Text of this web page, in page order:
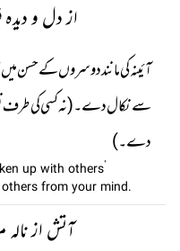
از دل و
آئینہ کی مانند دوسروں کے حسن
سے نکال دے۔ (نہ کسی کی طرف نظر
دے۔)
up with others’
from your mind.
آتش از